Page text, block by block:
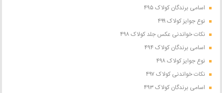
اسامی برندگان کولاک ۴۹۵
نوع جوایز کولاک ۴۹۹
نکات خواندنی عکس جلد کولاک ۴۹۸
اسامی برندگان کولاک ۴۹۴
نوع جوایز کولاک ۴۹۸
نکات خواندنی کولاک ۴۹۷
اسامی برندگان کولاک ۴۹۳